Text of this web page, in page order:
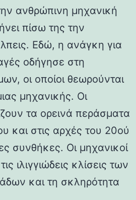
ανθρώπινη μηχανική
πίσω της την
Εδώ, η ανάγκη για
οδήγησε στη
οι οποίοι θεωρούνται
μηχανικής. Οι
τα ορεινά περάσματα
και στις αρχές του 20ού
συνθήκες. Οι μηχανικοί
ιλιγγιώδεις κλίσεις των
και τη σκληρότητα